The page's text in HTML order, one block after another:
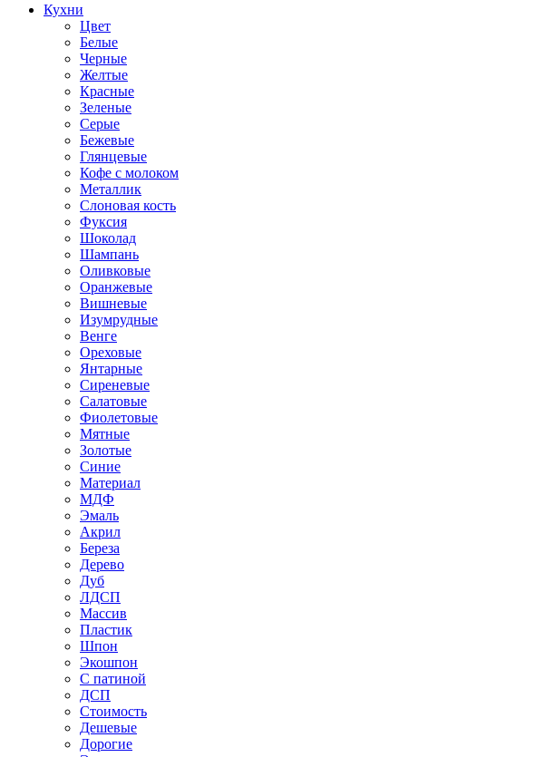
Кухни
Цвет
Белые
Черные
Желтые
Красные
Зеленые
Серые
Бежевые
Глянцевые
Кофе с молоком
Металлик
Слоновая кость
Фуксия
Шоколад
Шампань
Оливковые
Оранжевые
Вишневые
Изумрудные
Венге
Ореховые
Янтарные
Сиреневые
Салатовые
Фиолетовые
Мятные
Золотые
Синие
Материал
МДФ
Эмаль
Акрил
Береза
Дерево
Дуб
ЛДСП
Массив
Пластик
Шпон
Экошпон
С патиной
ДСП
Стоимость
Дешевые
Дорогие